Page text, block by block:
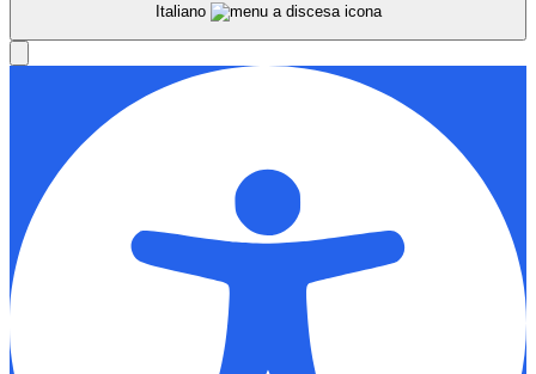
Italiano